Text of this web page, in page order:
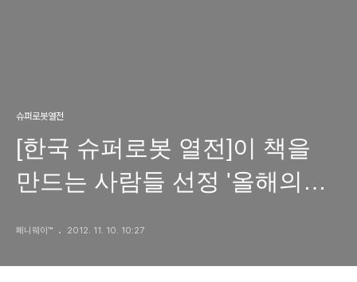
슈퍼로봇열전
[한국 슈퍼로봇 열전]이 책을
만드는 사람들 선정 '올해의
페니웨이™ 2012. 11. 10. 10:27